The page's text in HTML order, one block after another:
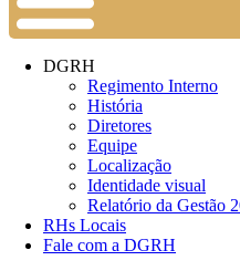
DGRH
Regimento Interno
História
Diretores
Equipe
Localização
Identidade visual
Relatório da Gestão
RHs Locais
Fale com a DGRH